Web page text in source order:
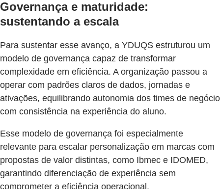
Governança e maturidade:
sustentando a escala
Para sustentar esse avanço, a YDUQS estruturou um
modelo de governança capaz de transformar
complexidade em eficiência. A organização passou a
operar com padrões claros de dados, jornadas e
ativações, equilibrando autonomia dos times de negócio
com consistência na experiência do aluno.
Esse modelo de governança foi especialmente
relevante para escalar personalização em marcas com
propostas de valor distintas, como Ibmec e IDOMED,
garantindo diferenciação de experiência sem
comprometer a eficiência operacional.